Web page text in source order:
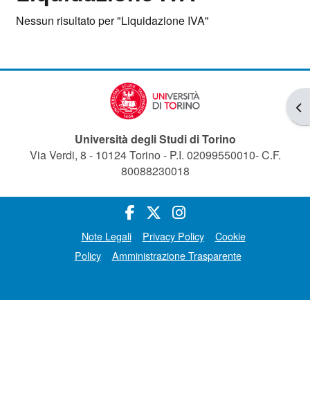
Nessun risultato per "Liquidazione IVA"
Università degli Studi di Torino
Via Verdi, 8 - 10124 Torino - P.I. 02099550010- C.F.
80088230018
Note Legali Privacy Policy
Cookie
Policy
Amministrazione Trasparente